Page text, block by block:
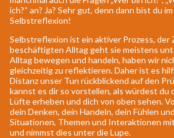
ich?“ an? Ja? Sehr gut, denn dann bist du
Selbstreflexion!
Selbstreflexion ist ein aktiver Prozess, der
beschäftigten Alltag geht sie meistens
Alltag bewegen und handeln, haben wir
gleichzeitig zu reflektieren. Daher ist es
Distanz unser Tun rückblickend auf den
kannst es dir so vorstellen, als würdest du
Lüfte erheben und dich von oben sehen.
dein Denken, dein Handeln, dein Fühlen
Situationen, Themen und Interaktionen
und nimmst dies unter die Lupe.